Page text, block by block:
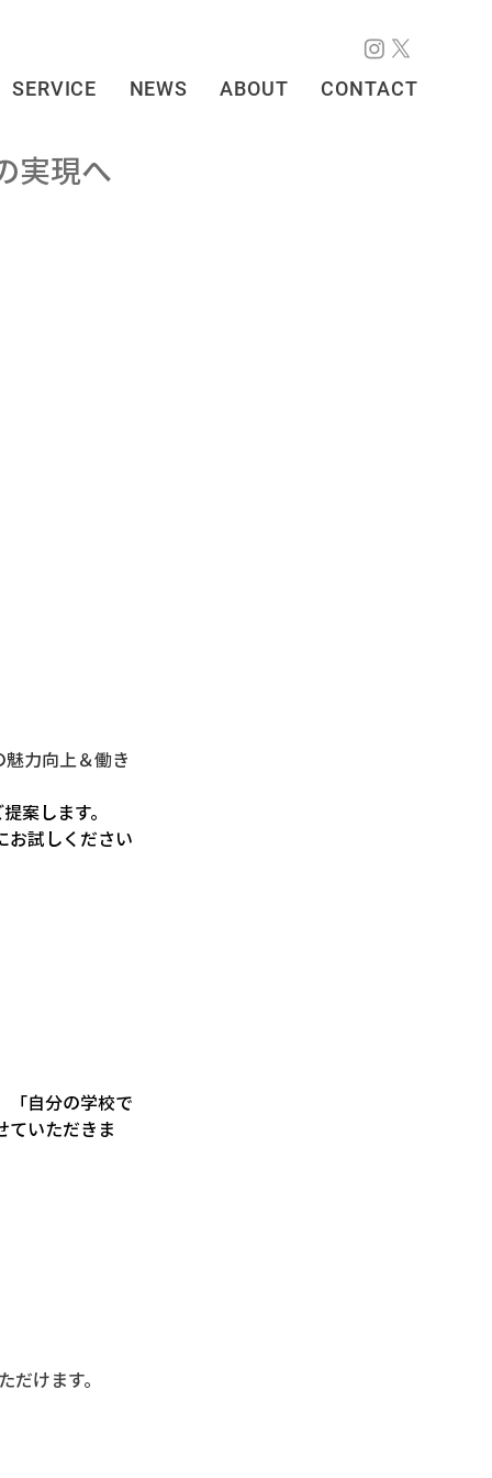
SERVICE NEWS ABOUT CONTACT
実現へ
力向上＆働き
案します。
お試しください
「自分の学校で
ていただきま
けます。